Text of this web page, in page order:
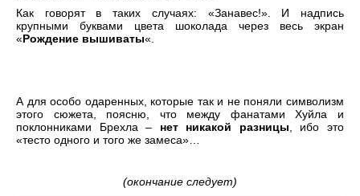
Как говорят в таких случаях: «Занавес!». И надпись
крупными буквами цвета шоколада через весь экран
«Рождение вышиваты«.
А для особо одаренных, которые так и не поняли символизм
этого сюжета, поясню, что между фанатами Хуйла и
поклонниками Брехла – нет никакой разницы, ибо это
«тесто одного и того же замеса»…
(окончание следует)